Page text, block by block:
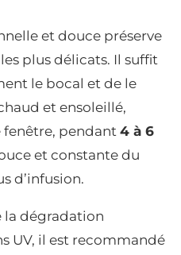
et douce préserve
plus délicats. Il suffit
le bocal et de le
et ensoleillé,
fenêtre, pendant 4 à 6
et constante du
d’infusion.
la dégradation
UV, il est recommandé